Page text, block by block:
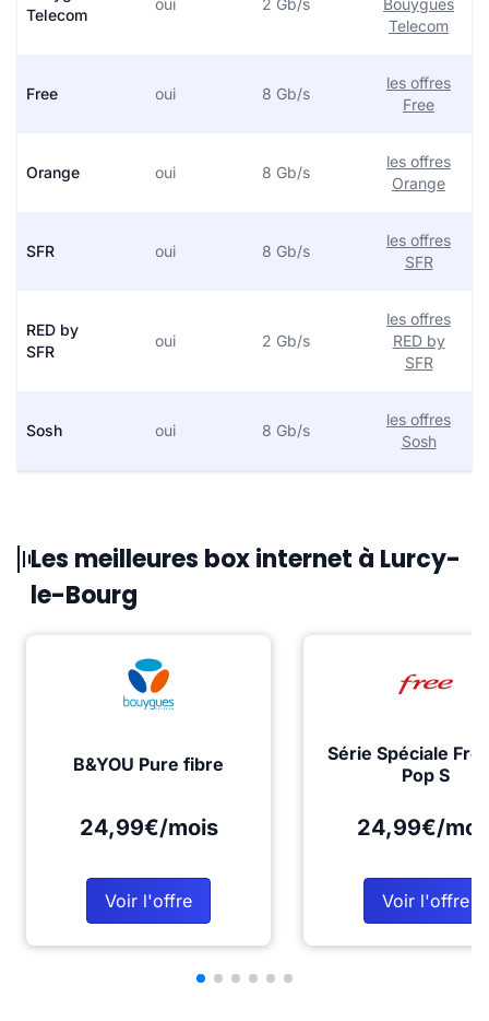
Telecom
oui 2 Gb/s
Bouygues
Telecom
Free oui 8 Gb/s
les offres
Free
Orange oui 8 Gb/s
les offres
Orange
SFR oui 8 Gb/s
les offres
SFR
RED by
SFR
oui 2 Gb/s
les offres
RED by
SFR
Sosh oui 8 Gb/s
les offres
Sosh
Les meilleures box internet à Lurcy-
le-Bourg
B&YOU Pure fibre
24,99€/mois
Voir l'offre
Série Spéciale
Pop S
24,99€/
Voir l'offre